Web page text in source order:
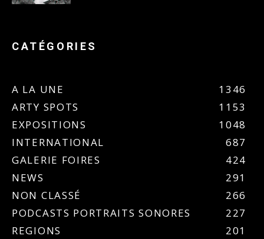
CATÉGORIES
A LA UNE
1346
ARTY SPOTS
1153
EXPOSITIONS
1048
INTERNATIONAL
687
GALERIE FOIRES
424
NEWS
291
NON CLASSÉ
266
PODCASTS PORTRAITS SONORES
227
REGIONS
201